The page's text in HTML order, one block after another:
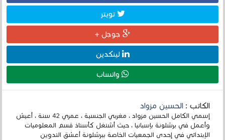
تويتر
جوجل +
لينكدين
واتساب
الكاتب :الحسين مزواد
إسمي الكامل الحسين مزواد ، مغربي الجنسية ، عمري 42 سنة ، أعيش
وأعمل في برشلونة بإسبانيا ، حيث أشتغل كأستاذ قسم المعلوميات
الإبتدائي في إحدى الجمعيات الخاصة ببرشلونة أعشق التدوين